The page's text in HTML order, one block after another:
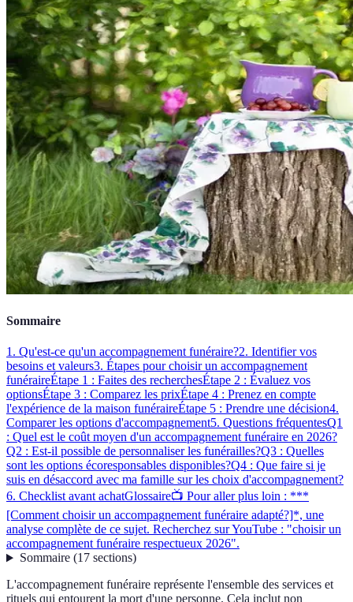
Sommaire
1. Qu'est-ce qu'un accompagnement funéraire?2. Identifier vos
besoins et valeurs3. Étapes pour choisir un accompagnement
funéraireÉtape 1 : Faites des recherchesÉtape 2 : Évaluez vos
optionsÉtape 3 : Comparez les prixÉtape 4 : Prenez en compte
l'expérience de la maison funéraireÉtape 5 : Prendre une décision4.
Comparer les options d'accompagnement5. Questions fréquentesQ1
: Quel est le coût moyen d'un accompagnement funéraire en 2026?
Q2 : Est-il possible de personnaliser les funérailles?Q3 : Quelles
sont les options écoresponsables disponibles?Q4 : Que faire si je
suis en désaccord avec ma famille sur les choix d'accompagnement?
6. Checklist avant achatGlossaire📺 Pour aller plus loin : ***
[Comment choisir un accompagnement funéraire adapté?]*, une
analyse complète de ce sujet. Recherchez sur YouTube : "choisir un
accompagnement funéraire respectueux 2026".
Sommaire(17 sections)
L'accompagnement funéraire représente l'ensemble des services et
rituels qui entourent la mort d'une personne. Cela inclut non